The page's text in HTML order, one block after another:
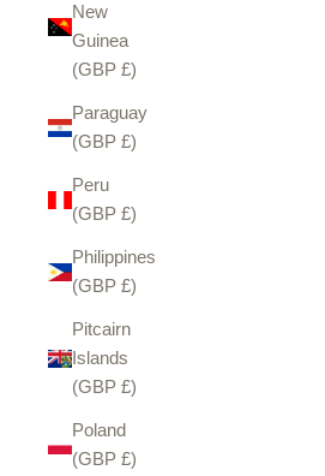
New
Guinea
(GBP £)
Paraguay
(GBP £)
Peru
(GBP £)
Philippines
(GBP £)
Pitcairn
Islands
(GBP £)
Poland
(GBP £)